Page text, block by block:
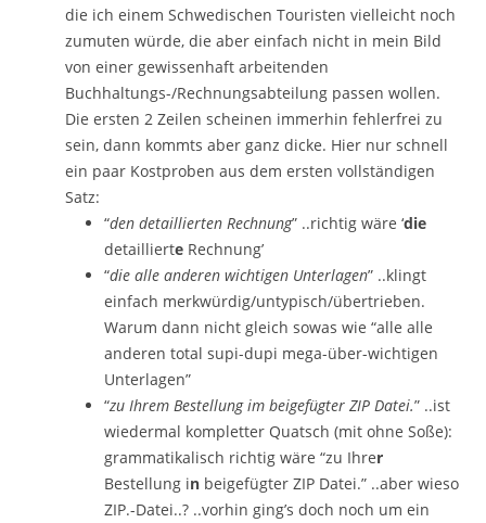
die ich einem Schwedischen Touristen vielleicht noch
zumuten würde, die aber einfach nicht in mein Bild
von einer gewissenhaft arbeitenden
Buchhaltungs-/Rechnungsabteilung passen wollen.
Die ersten 2 Zeilen scheinen immerhin fehlerfrei zu
sein, dann kommts aber ganz dicke. Hier nur schnell
ein paar Kostproben aus dem ersten vollständigen
Satz:
“den detaillierten Rechnung” ..richtig wäre ‘die
detaillierte Rechnung’
“die alle anderen wichtigen Unterlagen” ..klingt
einfach merkwürdig/untypisch/übertrieben.
Warum dann nicht gleich sowas wie “alle alle
anderen total supi-dupi mega-über-wichtigen
Unterlagen”
“zu Ihrem Bestellung im beigefügter ZIP Datei.” ..ist
wiedermal kompletter Quatsch (mit ohne Soße):
grammatikalisch richtig wäre “zu Ihrer
Bestellung in beigefügter ZIP Datei.” ..aber wieso
ZIP.-Datei..? ..vorhin ging’s doch noch um ein